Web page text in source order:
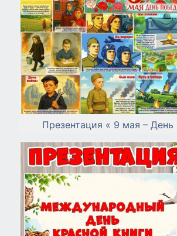
Презентация « 9 мая –